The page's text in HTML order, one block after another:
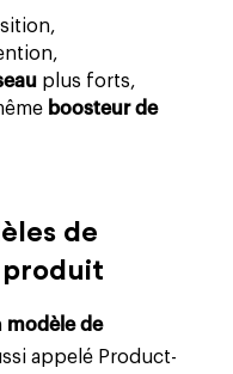
plus forts,
boosteur de
de
produit
modèle de
appelé Product-